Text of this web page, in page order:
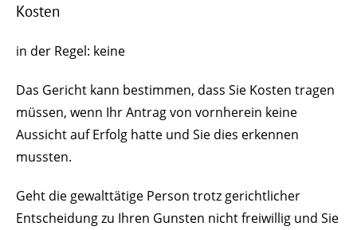
Kosten
in der Regel: keine
Das Gericht kann bestimmen, dass Sie Kosten tragen
müssen, wenn Ihr Antrag von vornherein keine
Aussicht auf Erfolg hatte und Sie dies erkennen
mussten.
Geht die gewalttätige Person trotz gerichtlicher
Entscheidung zu Ihren Gunsten nicht freiwillig und Sie